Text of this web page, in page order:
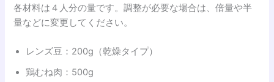
各材料は４人分の量です。調整が必要な場合は、倍量や半
量などに変更してください。
レンズ豆：200g（乾燥タイプ）
鶏むね肉：500g